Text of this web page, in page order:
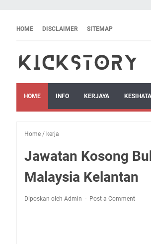
HOME DISCLAIMER SITEMAP
HOME INFO KERJAYA
Home / kerja
Jawatan Kosong
Malaysia Kelantan
Diposkan oleh Admin Post a Comment